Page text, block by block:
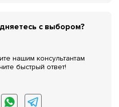
с выбором?
нашим консультантам
быстрый ответ!